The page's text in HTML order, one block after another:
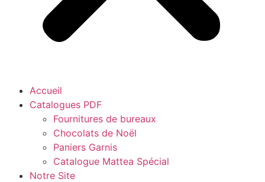
Accueil
Catalogues PDF
Fournitures de bureaux
Chocolats de Noël
Paniers Garnis
Catalogue Mattea Spécial
Notre Site